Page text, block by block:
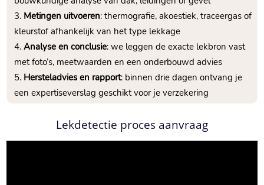
Metingen uitvoeren: thermografie, akoestiek, traceergas of
kleurstof afhankelijk van het type lekkage
Analyse en conclusie: we leggen de exacte lekbron vast
met foto’s, meetwaarden en een onderbouwd advies
Hersteladvies en rapport: binnen drie dagen ontvang je
een expertiseverslag geschikt voor je verzekering
Lekdetectie proces aanvraag